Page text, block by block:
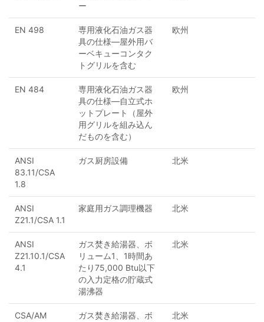
ー
EN 498
専用液化石油ガス器
具の仕様—屋外用バ
ーベキューコンタク
トグリルを含む
欧州
EN 484
専用液化石油ガス器
具の仕様—自立式ホ
ットプレート（屋外
用グリルを組み込ん
だものを含む）
欧州
ANSI
83.11/CSA
1.8
ガス厨房設備 北米
ANSI
Z21.1/CSA 1.1
家庭用ガス調理機器 北米
ANSI
Z21.10.1/CSA
4.1
ガス焚き給湯器、ボ
リューム1、1時間あ
たり75,000 Btu以下
の入力定格の貯蔵式
湯沸器
北米
CSA/AM
ガス焚き給湯器、ボ
北米